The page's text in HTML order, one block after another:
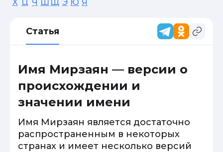
Х Ц Ч Ш Щ Э Ю Я
Статья
Имя Мирзаян — версии о
происхождении и
значении имени
Имя Мирзаян является достаточно
распространенным в некоторых
странах и имеет несколько версий